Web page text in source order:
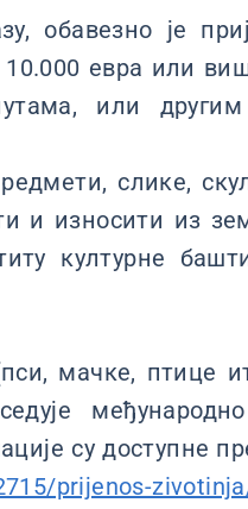
обавезно је
евра или
или
слике,
и износити из
културне
мачке, птице
су доступне
prijenos-